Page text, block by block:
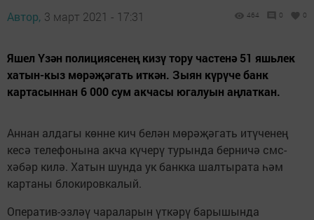
Автор, 3 март 2021 - 17:31 464 0 0
Яшел Үзән полициясенең кизү тору частенә 51 яшьлек
хатын-кыз мөрәҗәгать иткән. Зыян күрүче банк
картасыннан 6 000 сум акчасы югалуын аңлаткан.
Аннан алдагы көнне кич белән мөрәҗәгать итүченең
кесә телефонына акча күчерү турында берничә смс-
хәбәр килә. Хатын шунда ук банкка шалтырата һәм
картаны блокировкалый.
Оператив-эзләү чараларын үткәрү барышында